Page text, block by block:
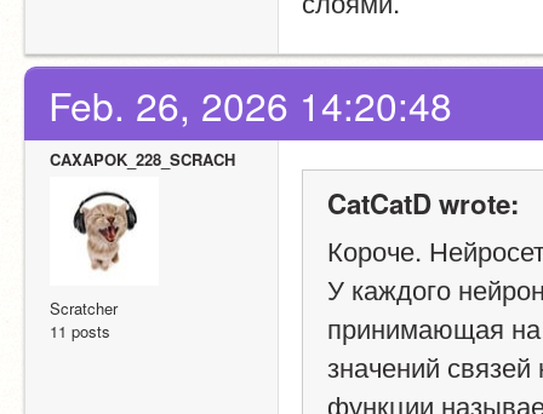
Feb. 26, 2026 14:20:48
CAXAPOK_228_SCRACH
Scratcher
11 posts
CatCatD wrote:
Короче.
У каждого
принимающая
значений
функции